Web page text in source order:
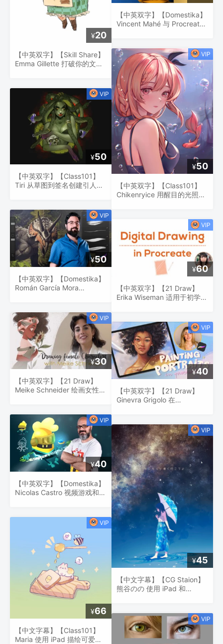
¥20
【中英双字】【Skill Share】
Emma Gillette 打破你的文体
¥50
【中英双字】【Class101】
Tiri 从草图到签名创建引人注
¥50
【中英双字】【Domestika】
Román García Mora
¥30
【中英双字】【21 Draw】
Meike Schneider 绘画女性角
¥40
【中英双字】【Domestika】
Nicolas Castro 视频游戏和应
¥66
【中文字幕】【Class101】
Maria 使用 iPad 描绘可爱、
【中英双字】【Domestika】
Vincent Mahé 与 Procreate
¥50
【中英双字】【Class101】
Chikenryice 用醒目的光照绘
¥60
【中英双字】【21 Draw】
Erika Wiseman 适用于初学者
¥40
【中英双字】【21 Draw】
Ginevra Grigolo 在
¥45
【中文字幕】【CG Staion】
熊谷のの 使用 iPad 和